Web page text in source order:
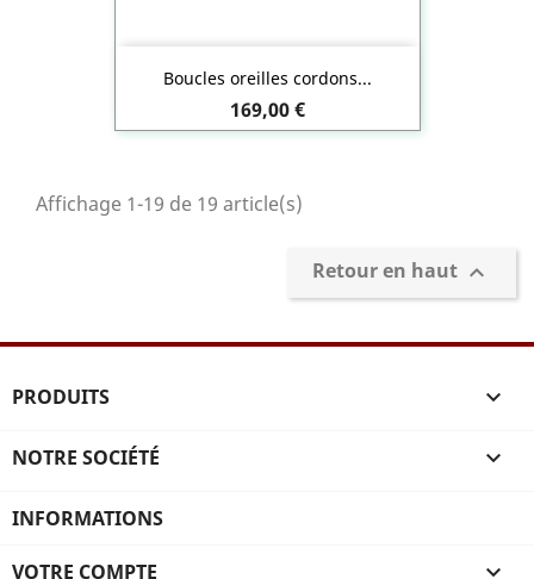
Boucles oreilles cordons...
Prix
169,00 €
Affichage 1-19 de 19 article(s)
Retour en haut 
PRODUITS 
NOTRE SOCIÉTÉ 
INFORMATIONS
VOTRE COMPTE 